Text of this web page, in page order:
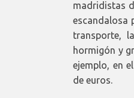
madridistas
escandalosa
transporte,
hormigón y
ejemplo, en
de euros.